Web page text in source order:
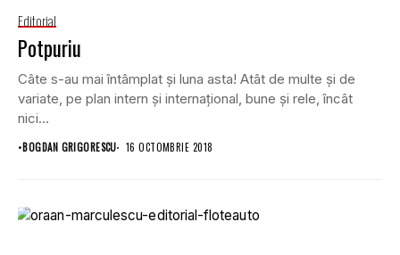
Editorial
Potpuriu
Câte s-au mai întâmplat și luna asta! Atât de multe și de
variate, pe plan intern și internațional, bune și rele, încât
nici...
•BOGDAN GRIGORESCU 16 OCTOMBRIE 2018